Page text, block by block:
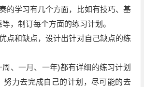
的学习有几个方面，比如有技巧、基
，制订每个方面的练习计划。
点和缺点，设计出针对自己缺点的练
、一月、一年)都有详细的练习计划
努力去完成自己的计划，尽可能的去